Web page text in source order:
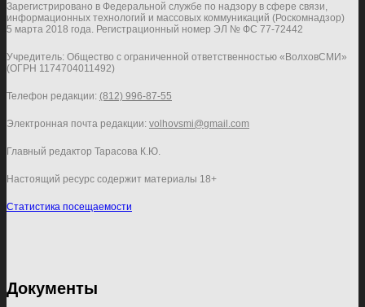
Зарегистрировано в Федеральной службе по надзору в сфере связи,
информационных технологий и массовых коммуникаций (Роскомнадзор)
5 марта 2018 года. Регистрационный номер ЭЛ № ФС 77-72442
Учредитель: Общество с ограниченной ответственностью «ВолховСМИ»
(ОГРН 1174704011492)
Телефон редакции: (812) 996-87-55
Электронная почта редакции: volhovsmi@gmail.com
Главный редактор Тарасова К.Ю.
Настоящий ресурс содержит материалы 18+
Статистика посещаемости
Документы